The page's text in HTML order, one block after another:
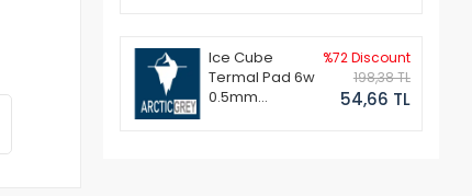
Ice Cube
Termal Pad 6w
0.5mm
%72 Discount
198,38 TL
54,66 TL